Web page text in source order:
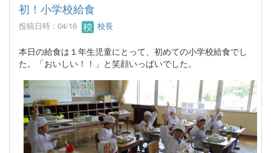
初！小学校給食
投稿日時 : 04/16 校長
本日の給食は１年生児童にとって、初めての小学校給食でし
た。「おいしい！！」と笑顔いっぱいでした。